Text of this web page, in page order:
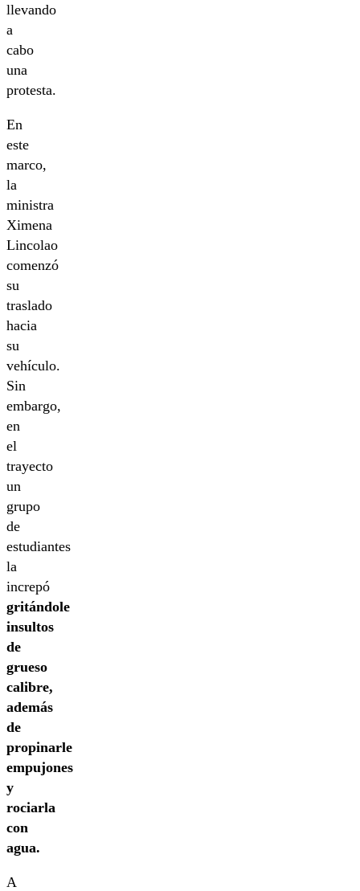
llevando
a
cabo
una
protesta.
En
este
marco,
la
ministra
Ximena
Lincolao
comenzó
su
traslado
hacia
su
vehículo.
Sin
embargo,
en
el
trayecto
un
grupo
de
estudiantes
la
increpó
gritándole
insultos
de
grueso
calibre,
además
de
propinarle
empujones
y
rociarla
con
agua.
A